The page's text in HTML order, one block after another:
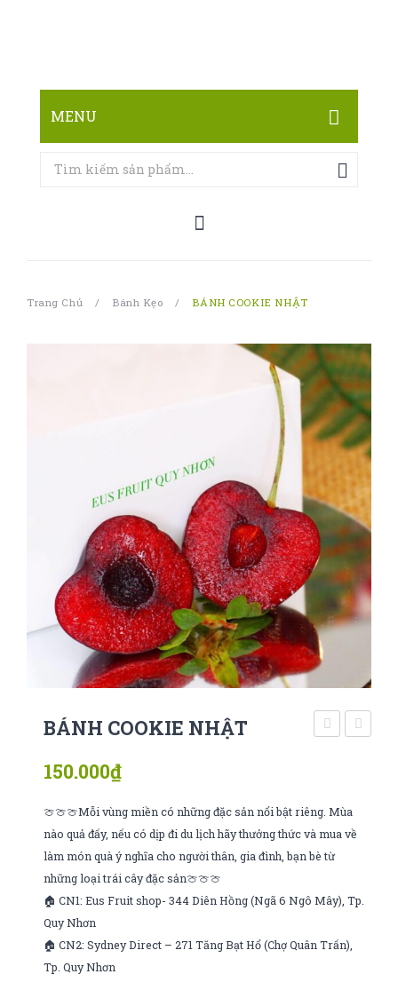
MENU
TRANG CHỦ
Trang Chủ / Bánh Kẹo / BÁNH COOKIE NHẬT
BÁNH COOKIE NHẬT
150.000₫
🍈🍈🍈Mỗi vùng miền có những đặc sản nổi bật riêng. Mùa
nào quả đấy, nếu có dịp đi du lịch hãy thưởng thức và mua về
làm món quà ý nghĩa cho người thân, gia đình, bạn bè từ
những loại trái cây đặc sản🍈🍈🍈
🏠 CN1: Eus Fruit shop- 344 Diên Hồng (Ngã 6 Ngô Mây), Tp.
Quy Nhơn
🏠 CN2: Sydney Direct – 271 Tăng Bạt Hổ (Chợ Quân Trấn),
Tp. Quy Nhơn